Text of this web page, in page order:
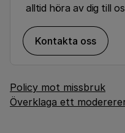
alltid höra av dig till
Kontakta oss
Policy mot missbruk
Överklaga ett